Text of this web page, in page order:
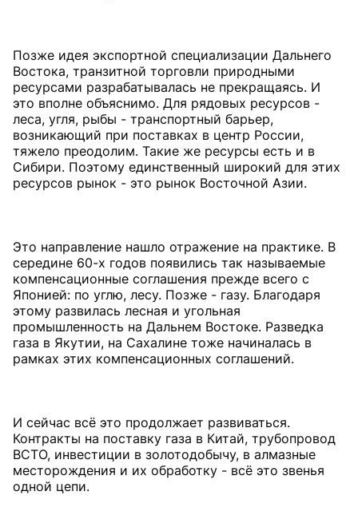
Позже идея экспортной специализации Дальнего
Востока, транзитной торговли природными
ресурсами разрабатывалась не прекращаясь. И
это вполне объяснимо. Для рядовых ресурсов -
леса, угля, рыбы - транспортный барьер,
возникающий при поставках в центр России,
тяжело преодолим. Такие же ресурсы есть и в
Сибири. Поэтому единственный широкий для этих
ресурсов рынок - это рынок Восточной Азии.
Это направление нашло отражение на практике. В
середине 60-х годов появились так называемые
компенсационные соглашения прежде всего с
Японией: по углю, лесу. Позже - газу. Благодаря
этому развилась лесная и угольная
промышленность на Дальнем Востоке. Разведка
газа в Якутии, на Сахалине тоже начиналась в
рамках этих компенсационных соглашений.
И сейчас всё это продолжает развиваться.
Контракты на поставку газа в Китай, трубопровод
ВСТО, инвестиции в золотодобычу, в алмазные
месторождения и их обработку - всё это звенья
одной цепи.